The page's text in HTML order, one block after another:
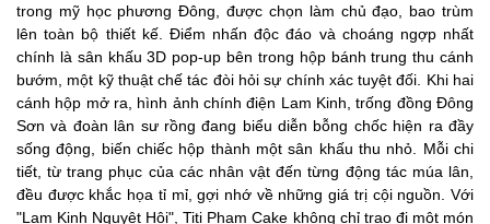
trong mỹ học phương Đông, được chọn làm chủ đạo, bao trùm
lên toàn bộ thiết kế. Điểm nhấn độc đáo và choáng ngợp nhất
chính là sân khấu 3D pop-up bên trong hộp bánh trung thu cánh
bướm, một kỹ thuật chế tác đòi hỏi sự chính xác tuyệt đối. Khi hai
cánh hộp mở ra, hình ảnh chính điện Lam Kinh, trống đồng Đông
Sơn và đoàn lân sư rồng đang biểu diễn bỗng chốc hiện ra đầy
sống động, biến chiếc hộp thành một sân khấu thu nhỏ. Mỗi chi
tiết, từ trang phục của các nhân vật đến từng động tác múa lân,
đều được khắc họa tỉ mỉ, gợi nhớ về những giá trị cội nguồn. Với
"Lam Kinh Nguyệt Hội", Titi Pham Cake không chỉ trao đi một món